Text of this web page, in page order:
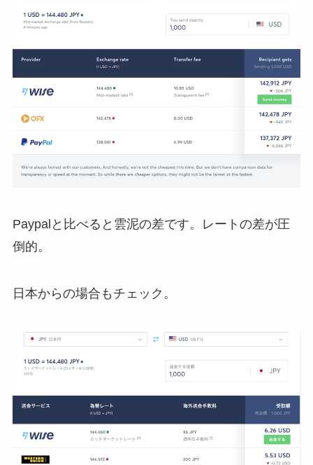
Paypalと比べると雲泥の差です。レートの差が圧
倒的。
日本からの場合もチェック。